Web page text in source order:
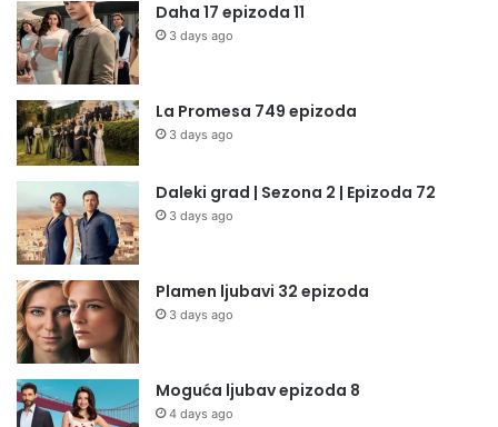
Daha 17 epizoda 11
3 days ago
La Promesa 749 epizoda
3 days ago
Daleki grad | Sezona 2 | Epizoda 72
3 days ago
Plamen ljubavi 32 epizoda
3 days ago
Moguća ljubav epizoda 8
4 days ago